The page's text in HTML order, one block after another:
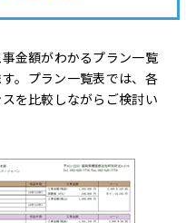
金額がわかるプラン一覧
。プラン一覧表では、各
を比較しながらご検討い